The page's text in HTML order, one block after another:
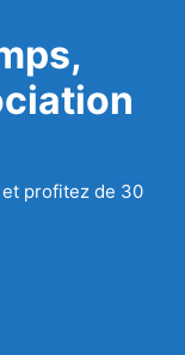
profitez de 30